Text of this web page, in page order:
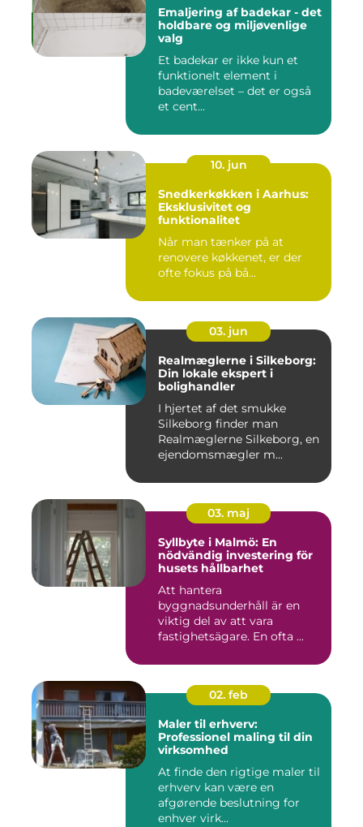
Emaljering af badekar - det
holdbare og miljøvenlige
valg
Et badekar er ikke kun et
funktionelt element i
badeværelset – det er også
et cent...
10. jun
Snedkerkøkken i Aarhus:
Eksklusivitet og
funktionalitet
Når man tænker på at
renovere køkkenet, er der
ofte fokus på bå...
03. jun
Realmæglerne i Silkeborg:
Din lokale ekspert i
bolighandler
I hjertet af det smukke
Silkeborg finder man
Realmæglerne Silkeborg, en
ejendomsmægler m...
03. maj
Syllbyte i Malmö: En
nödvändig investering för
husets hållbarhet
Att hantera
byggnadsunderhåll är en
viktig del av att vara
fastighetsägare. En ofta ...
02. feb
Maler til erhverv:
Professionel maling til din
virksomhed
At finde den rigtige maler til
erhverv kan være en
afgørende beslutning for
enhver virk...